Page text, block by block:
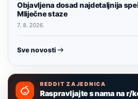
Objavljena dosad najdetaljnija
Mliječne staze
7. 8. 2026.
Sve novosti
REDDIT ZAJEDNICA
Raspravljajte s nama na r/